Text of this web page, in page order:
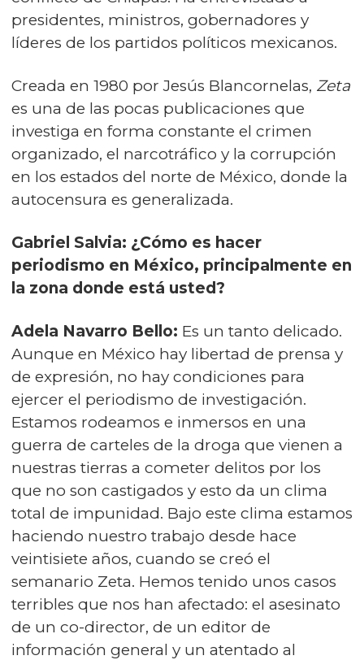
presidentes, ministros, gobernadores y
líderes de los partidos políticos mexicanos.
Creada en 1980 por Jesús Blancornelas, Zeta
es una de las pocas publicaciones que
investiga en forma constante el crimen
organizado, el narcotráfico y la corrupción
en los estados del norte de México, donde la
autocensura es generalizada.
Gabriel Salvia: ¿Cómo es hacer
periodismo en México, principalmente en
la zona donde está usted?
Adela Navarro Bello: Es un tanto delicado.
Aunque en México hay libertad de prensa y
de expresión, no hay condiciones para
ejercer el periodismo de investigación.
Estamos rodeamos e inmersos en una
guerra de carteles de la droga que vienen a
nuestras tierras a cometer delitos por los
que no son castigados y esto da un clima
total de impunidad. Bajo este clima estamos
haciendo nuestro trabajo desde hace
veintisiete años, cuando se creó el
semanario Zeta. Hemos tenido unos casos
terribles que nos han afectado: el asesinato
de un co-director, de un editor de
información general y un atentado al